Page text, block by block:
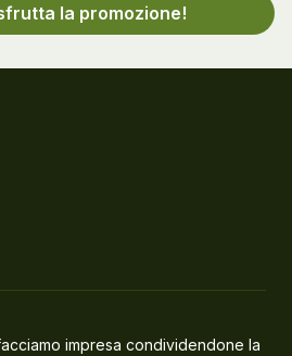
la promozione!
facciamo impresa condividendone la